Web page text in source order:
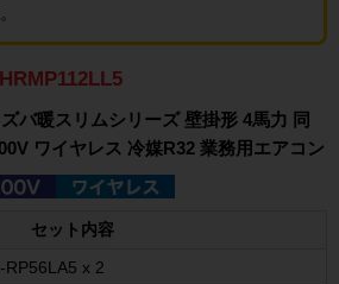
バ暖スリムシリーズ 壁掛形 4馬力 同
ワイヤレス 冷媒R32 業務用エアコン
セット内容
RP56LA5 x 2